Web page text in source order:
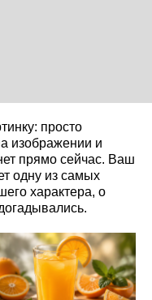
просто
изображении и
прямо сейчас. Ваш
одну из самых
характера, о